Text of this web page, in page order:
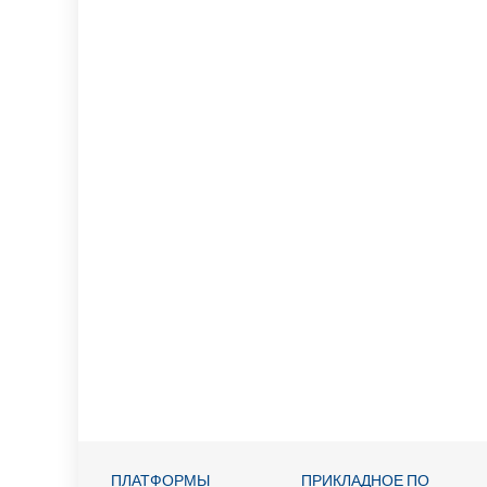
ПЛАТФОРМЫ ПРИКЛАДНОЕ ПО